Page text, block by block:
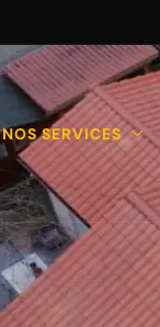
NOS SERVICES